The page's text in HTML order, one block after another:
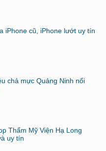
iPhone cũ, iPhone lướt uy tín
chả mực Quảng Ninh nổi
Thẩm Mỹ Viện Hạ Long
uy tín